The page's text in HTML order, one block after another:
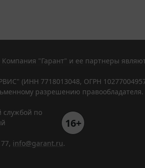
"Гарант" и ее партнеры
(ИНН 7718013048, ОГРН
разрешению правообладателя.
службой по
16+
info@garant.ru.